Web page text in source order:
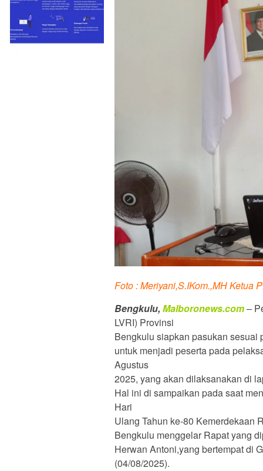
Foto : Meriyani,S.IKom.,MH Ketua
Bengkulu, Malboronews.com–
LVRI) Provinsi
Bengkulu siapkan pasukan sesuai
untuk menjadi peserta pada
Agustus
2025, yang akan dilaksanakan di
Hal ini di sampaikan pada saat
Hari
Ulang Tahun ke-80 Kemerdekaan
Bengkulu menggelar Rapat yang
Herwan Antoni,yang bertempat di
(04/08/2025).